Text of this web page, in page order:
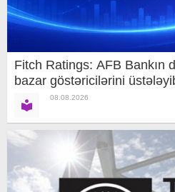
Fitch Ratings: AFB Bankın
bazar göstəricilərini
08.08.2026